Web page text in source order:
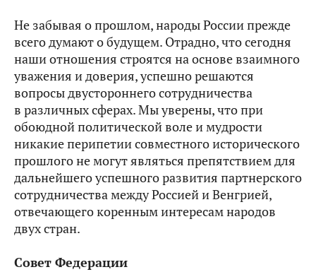
Не забывая о прошлом, народы России прежде
всего думают о будущем. Отрадно, что сегодня
наши отношения строятся на основе взаимного
уважения и доверия, успешно решаются
вопросы двустороннего сотрудничества
в различных сферах. Мы уверены, что при
обоюдной политической воле и мудрости
никакие перипетии совместного исторического
прошлого не могут являться препятствием для
дальнейшего успешного развития партнерского
сотрудничества между Россией и Венгрией,
отвечающего коренным интересам народов
двух стран.
Совет Федерации